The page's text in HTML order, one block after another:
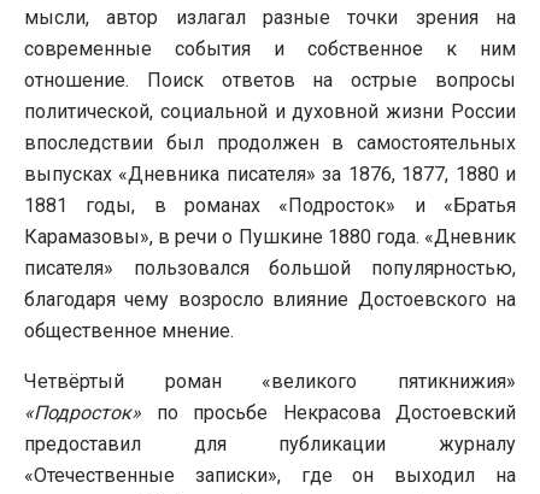
мысли, автор излагал разные точки зрения на
современные события и собственное к ним
отношение. Поиск ответов на острые вопросы
политической, социальной и духовной жизни России
впоследствии был продолжен в самостоятельных
выпусках «Дневника писателя» за 1876, 1877, 1880 и
1881 годы, в романах «Подросток» и «Братья
Карамазовы», в речи о Пушкине 1880 года. «Дневник
писателя» пользовался большой популярностью,
благодаря чему возросло влияние Достоевского на
общественное мнение.
Четвёртый роман «великого пятикнижия»
«Подросток» по просьбе Некрасова Достоевский
предоставил для публикации журналу
«Отечественные записки», где он выходил на